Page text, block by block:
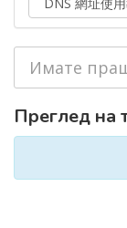
Преглед на